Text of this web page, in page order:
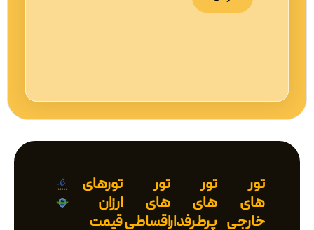
تور
های
خارجی
تور
های
پرطرفدار
تور
های
اقساطی
تورهای
ارزان
قیمت